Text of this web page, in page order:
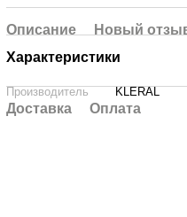
Описание
Новый
Характеристики
Производитель KLERAL
Доставка Оплата